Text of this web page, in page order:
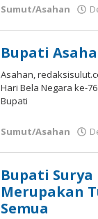
Sumut/Asahan
Bupati
Asahan,
Hari Bela Negara ke-
Bupati
Sumut/Asahan
Bupati
Merupakan
Semua